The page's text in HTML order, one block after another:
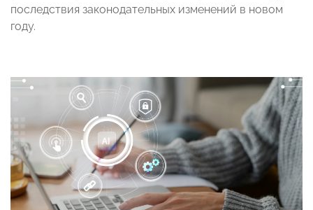
последствия законодательных изменений в новом
году.